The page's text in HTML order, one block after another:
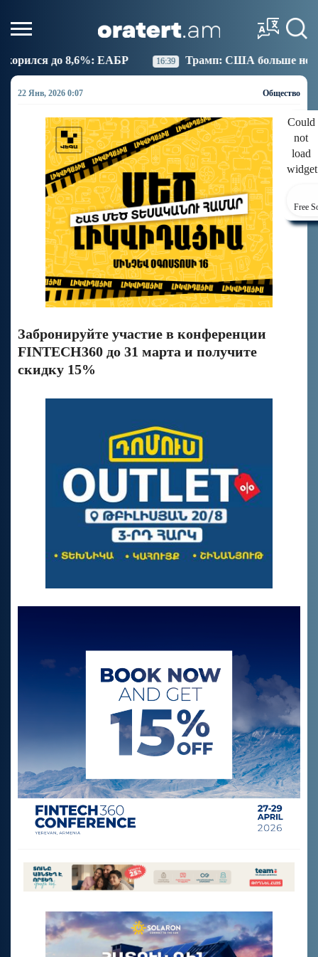
ЕАБР 16:39 Трамп: США больше не намерены вести
22 Янв, 2026 0:07 Общество
Could
not
load
Free
Забронируйте участие в конференции
FINTECH360 до 31 марта и получите
скидку 15%